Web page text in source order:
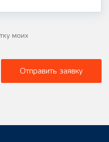
моих
Отправить заявку